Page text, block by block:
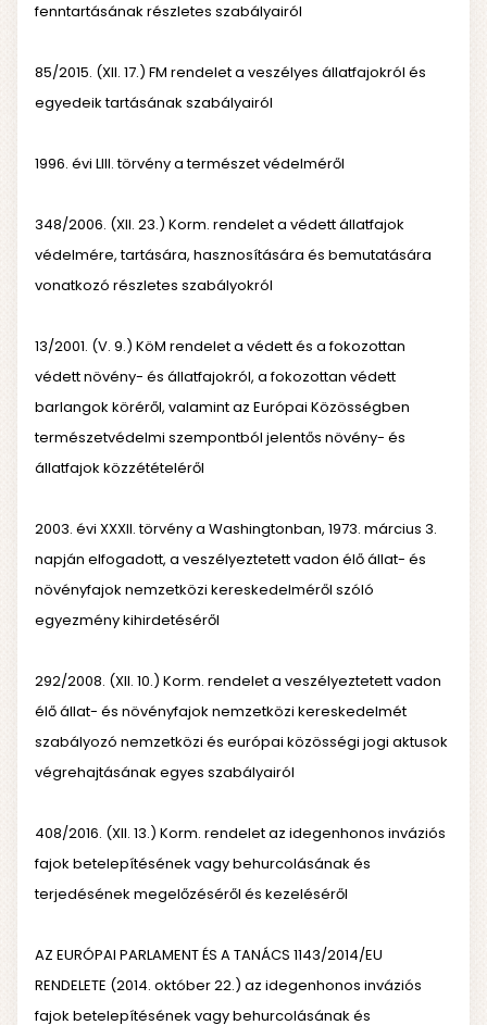
fenntartásának részletes szabályairól
85/2015. (XII. 17.) FM rendelet a veszélyes állatfajokról és
egyedeik tartásának szabályairól
1996. évi LIII. törvény a természet védelméről
348/2006. (XII. 23.) Korm. rendelet a védett állatfajok
védelmére, tartására, hasznosítására és bemutatására
vonatkozó részletes szabályokról
13/2001. (V. 9.) KöM rendelet a védett és a fokozottan
védett növény- és állatfajokról, a fokozottan védett
barlangok köréről, valamint az Európai Közösségben
természetvédelmi szempontból jelentős növény- és
állatfajok közzétételéről
2003. évi XXXII. törvény a Washingtonban, 1973. március 3.
napján elfogadott, a veszélyeztetett vadon élő állat- és
növényfajok nemzetközi kereskedelméről szóló
egyezmény kihirdetéséről
292/2008. (XII. 10.) Korm. rendelet a veszélyeztetett vadon
élő állat- és növényfajok nemzetközi kereskedelmét
szabályozó nemzetközi és európai közösségi jogi aktusok
végrehajtásának egyes szabályairól
408/2016. (XII. 13.) Korm. rendelet az idegenhonos inváziós
fajok betelepítésének vagy behurcolásának és
terjedésének megelőzéséről és kezeléséről
AZ EURÓPAI PARLAMENT ÉS A TANÁCS 1143/2014/EU
RENDELETE (2014. október 22.) az idegenhonos inváziós
fajok betelepítésének vagy behurcolásának és